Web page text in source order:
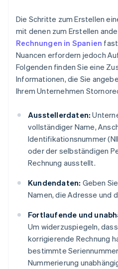
Die Schritte zum Erstellen
mit denen zum Erstellen
Rechnungen in Spanien
Nuancen erfordern jedoch
Folgenden finden Sie eine
Informationen, die Sie
Ihrem Unternehmen
Ausstellerdaten:
vollständiger Name,
Identifikationsnummer
oder der selbständigen
Rechnung ausstellt.
Kundendaten: Geben
Namen, die Adresse und
Fortlaufende und
Um widerzuspiegeln,
korrigierende Rechnung
bestimmte
Nummerierung